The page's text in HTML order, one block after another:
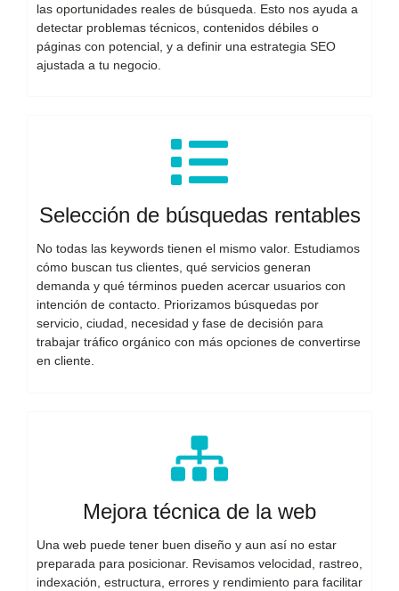
las oportunidades reales de búsqueda. Esto nos ayuda a
detectar problemas técnicos, contenidos débiles o
páginas con potencial, y a definir una estrategia SEO
ajustada a tu negocio.
Selección de búsquedas rentables
No todas las keywords tienen el mismo valor. Estudiamos
cómo buscan tus clientes, qué servicios generan
demanda y qué términos pueden acercar usuarios con
intención de contacto. Priorizamos búsquedas por
servicio, ciudad, necesidad y fase de decisión para
trabajar tráfico orgánico con más opciones de convertirse
en cliente.
Mejora técnica de la web
Una web puede tener buen diseño y aun así no estar
preparada para posicionar. Revisamos velocidad, rastreo,
indexación, estructura, errores y rendimiento para facilitar